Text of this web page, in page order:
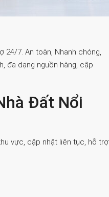
24/7. An toàn, Nhanh chóng,
đa dạng nguồn hàng, cập
Đất Nổi
vực, cập nhật liên tục, hỗ trợ